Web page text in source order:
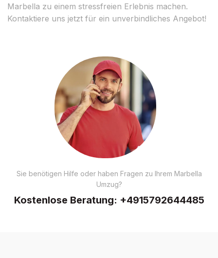
Marbella zu einem stressfreien Erlebnis machen.
Kontaktiere uns jetzt für ein unverbindliches Angebot!
Sie benötigen Hilfe oder haben Fragen zu Ihrem Marbella
Umzug?
Kostenlose Beratung: +4915792644485